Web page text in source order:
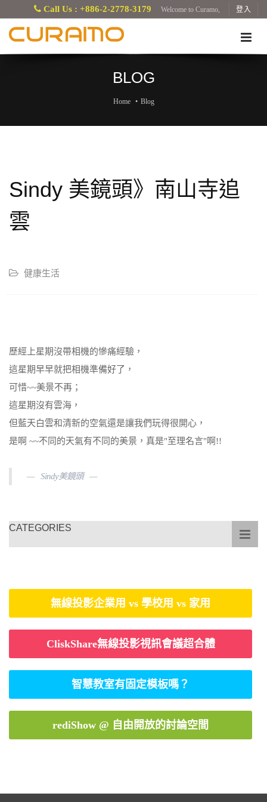
Call Us : +886-2-2778-3179 Welcome to Curamo, 登入
BLOG
Home Blog
Sindy 美鏡頭》南山寺追
雲
健康生活
歷經上星期沒帶相機的慘痛經驗，
這星期早早就把相機準備好了，
可惜~~美景不再；
這星期沒有雲海，
但藍天白雲和清新的空氣還是讓我們玩得很開心，
是啊 ~~不同的天氣有不同的美景，真是"至理名言"啊!!
Sindy美鏡頭
CATEGORIES
無線投影企業用 vs 學校用 vs 家用
CliskShare無線投影視訊會議超合體
智慧教室有固定模板嗎？
rediShow @ 自由開放的討論空間